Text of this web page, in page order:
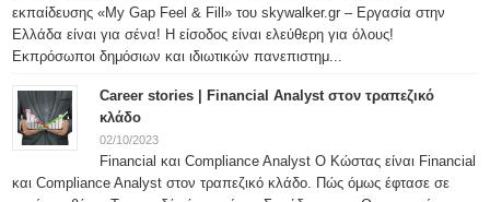
εκπαίδευσης «My Gap Feel & Fill» του skywalker.gr – Εργασία στην
Ελλάδα είναι για σένα! Η είσοδος είναι ελεύθερη για όλους!
Εκπρόσωποι δημόσιων και ιδιωτικών πανεπιστημ...
Career stories | Financial Analyst στον τραπεζικό
κλάδο
02/10/2023
Financial και Compliance Analyst Ο Κώστας είναι Financial
και Compliance Analyst στον τραπεζικό κλάδο. Πώς όμως έφτασε σε